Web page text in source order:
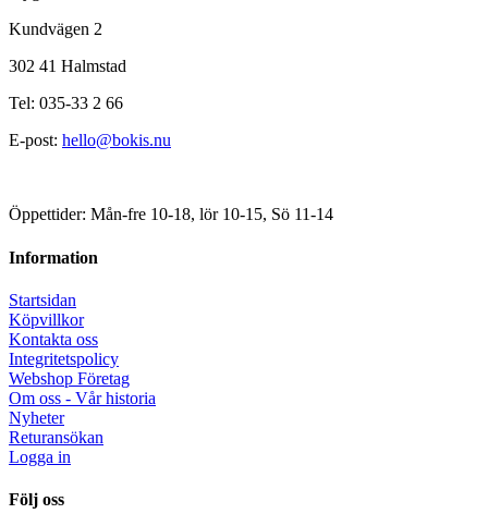
Kundvägen 2
302 41 Halmstad
Tel: 035-33 2 66
E-post: hello@bokis.nu
Öppettider: Mån-fre 10-18, lör 10-15, Sö 11-14
Information
Startsidan
Köpvillkor
Kontakta oss
Integritetspolicy
Webshop Företag
Om oss - Vår historia
Nyheter
Returansökan
Logga in
Följ oss